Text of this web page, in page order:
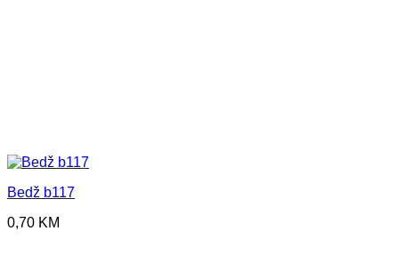
Bedž b117
0,70 KM